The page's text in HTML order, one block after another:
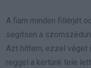
A fiam minden fillérjét
segítsen a
Azt hittem, ezzel véget
reggel a kertünk tele